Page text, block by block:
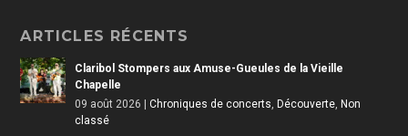
ARTICLES RÉCENTS
Claribol Stompers aux Amuse-Gueules de la Vieille
Chapelle
09 août 2026 |Chroniques de concerts ,Découverte ,Non
classé